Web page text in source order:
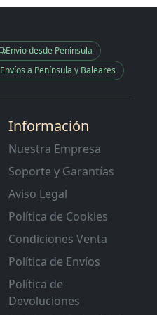
Envío desde Península
Envíos a Península y Baleares
Información
Nuestra Empresa
Soporte y Garantías
Aviso Legal
Política de Cookies
Condiciones Venta
Política de Envíos
Política de
Devoluciones